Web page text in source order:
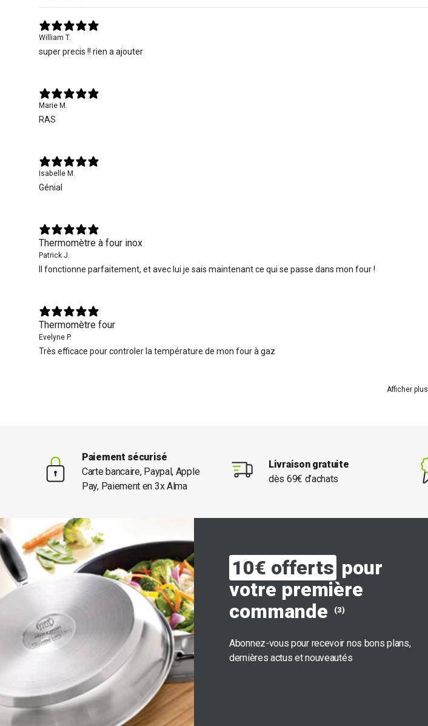
William T.
super precis !! rien a ajouter
Marie M.
RAS
Isabelle M.
Génial
Thermomètre à four inox
Patrick J.
Il fonctionne parfaitement, et avec lui je sais maintenant ce qui se passe dans mon four !
Thermomètre four
Evelyne P.
Très efficace pour controler la température de mon four à gaz
Afficher plus
Paiement sécurisé
Carte bancaire, Paypal, Apple
Pay, Paiement en 3x Alma
Livraison gratuite
dès 69€ d’achats
10€ offerts pour
votre première
commande
(3)
Abonnez-vous pour recevoir nos bons plans,
dernières actus et nouveautés